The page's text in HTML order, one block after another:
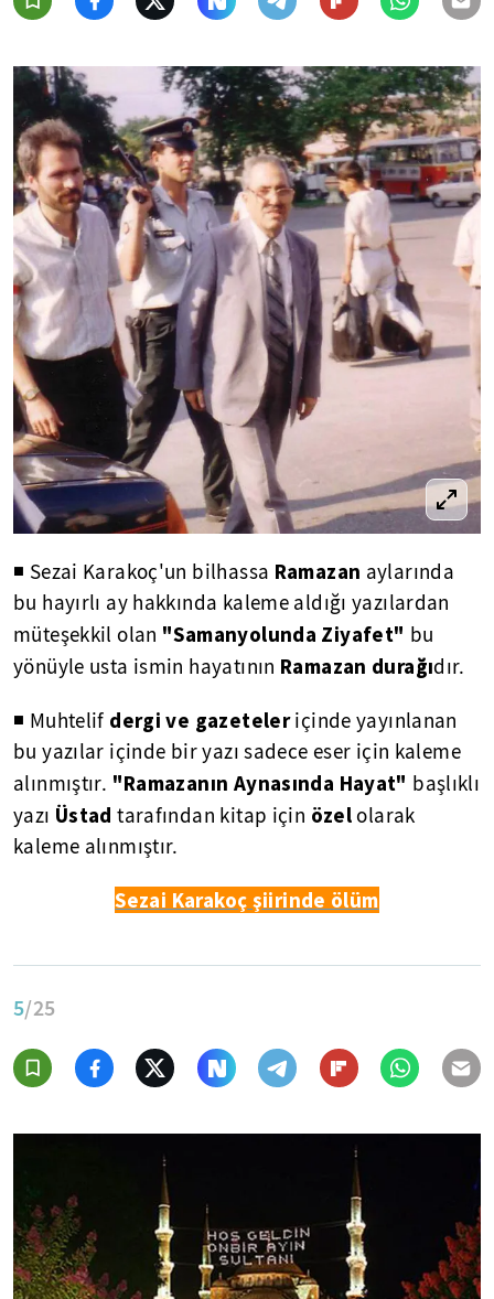
◾ Sezai Karakoç'un bilhassa Ramazan aylarında
bu hayırlı ay hakkında kaleme aldığı yazılardan
müteşekkil olan "Samanyolunda Ziyafet" bu
yönüyle usta ismin hayatının Ramazan durağıdır.
◾ Muhtelif dergi ve gazeteleriçinde yayınlanan
bu yazılar içinde bir yazı sadece eser için kaleme
alınmıştır. "Ramazanın Aynasında Hayat" başlıklı
yazı Üstadtarafından kitap için özel olarak
kaleme alınmıştır.
Sezai Karakoç şiirinde ölüm
5/25